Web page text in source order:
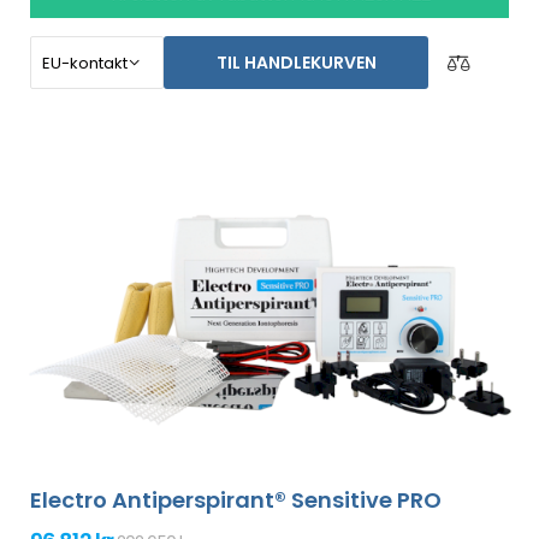
TIL HANDLEKURVEN
Electro Antiperspirant® Sensitive PRO